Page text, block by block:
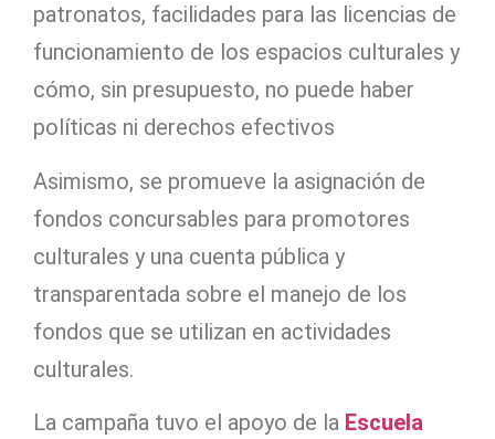
patronatos, facilidades para las licencias de
funcionamiento de los espacios culturales y
cómo, sin presupuesto, no puede haber
políticas ni derechos efectivos
Asimismo, se promueve la asignación de
fondos concursables para promotores
culturales y una cuenta pública y
transparentada sobre el manejo de los
fondos que se utilizan en actividades
culturales.
La campaña tuvo el apoyo de la Escuela